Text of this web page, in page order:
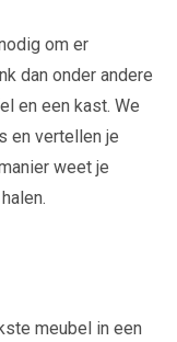
om er
dan onder andere
en een kast. We
en vertellen je
weet je
meubel in een